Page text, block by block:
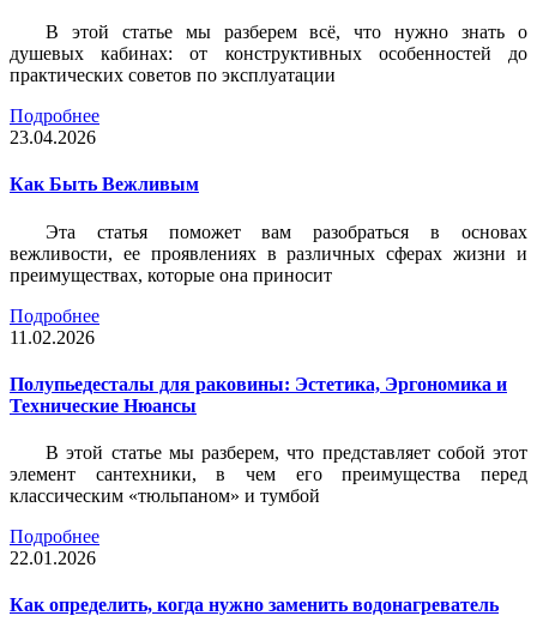
В этой статье мы разберем всё, что нужно знать о
душевых кабинах: от конструктивных особенностей до
практических советов по эксплуатации
Подробнее
23.04.2026
Как Быть Вежливым
Эта статья поможет вам разобраться в основах
вежливости, ее проявлениях в различных сферах жизни и
преимуществах, которые она приносит
Подробнее
11.02.2026
Полупьедесталы для раковины: Эстетика, Эргономика и
Технические Нюансы
В этой статье мы разберем, что представляет собой этот
элемент сантехники, в чем его преимущества перед
классическим «тюльпаном» и тумбой
Подробнее
22.01.2026
Как определить, когда нужно заменить водонагреватель